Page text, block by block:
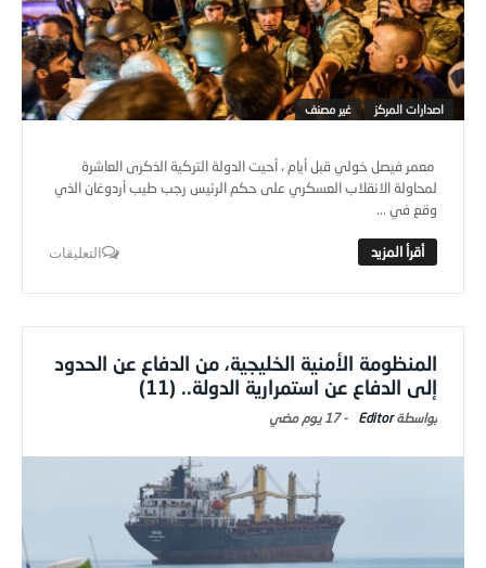
اصدارات المركز غير مصنف
معمر فيصل خولي قبل أيام ، أحيت الدولة التركية الذكرى العاشرة
لمحاولة الانقلاب العسكري على حكم الرئيس رجب طيب أردوغان الذي
وقع في ...
التعليقات
المنظومة الأمنية الخليجية، من الدفاع عن الحدود
إلى الدفاع عن استمرارية الدولة.. (11)
Editor
-17 يوم ‎مضي